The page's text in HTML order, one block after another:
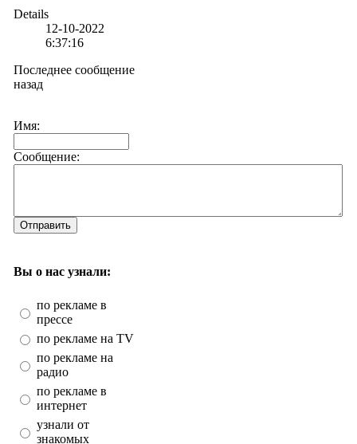
Details
12-10-2022
6:37:16
Последнее сообщение
назад
Имя:
Сообщение:
Отправить
Вы о нас узнали:
по рекламе в
прессе
по рекламе на TV
по рекламе на
радио
по рекламе в
интернет
узнали от
знакомых